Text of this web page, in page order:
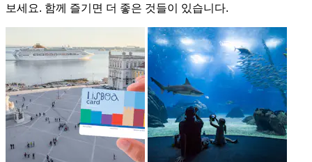
보세요. 함께 즐기면 더 좋은 것들이 있습니다.